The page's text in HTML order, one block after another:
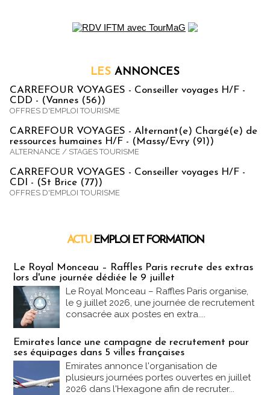
LES ANNONCES
CARREFOUR VOYAGES - Conseiller voyages H/F -
CDD - (Vannes (56))
OFFRES D'EMPLOI TOURISME
CARREFOUR VOYAGES - Alternant(e) Chargé(e) de
ressources humaines H/F - (Massy/Evry (91))
ALTERNANCE / STAGES TOURISME
CARREFOUR VOYAGES - Conseiller voyages H/F -
CDI - (St Brice (77))
OFFRES D'EMPLOI TOURISME
ACTU EMPLOI ET FORMATION
Le Royal Monceau – Raffles Paris recrute des extras
lors d'une journée dédiée le 9 juillet
Le Royal Monceau – Raffles Paris organise,
le 9 juillet 2026, une journée de recrutement
consacrée aux postes en extra....
Emirates lance une campagne de recrutement pour
ses équipages dans 5 villes françaises
Emirates annonce l'organisation de
plusieurs journées portes ouvertes en juillet
2026 dans l'Hexagone afin de recruter...